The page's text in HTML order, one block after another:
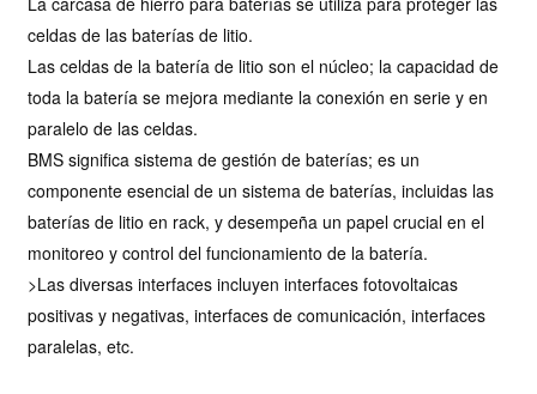
celdas de las baterías de litio.
Las celdas de la batería de litio son el núcleo; la capacidad de
toda la batería se mejora mediante la conexión en serie y en
paralelo de las celdas.
BMS significa sistema de gestión de baterías; es un
componente esencial de un sistema de baterías, incluidas las
baterías de litio en rack, y desempeña un papel crucial en el
monitoreo y control del funcionamiento de la batería.
>Las diversas interfaces incluyen interfaces fotovoltaicas
positivas y negativas, interfaces de comunicación, interfaces
paralelas, etc.